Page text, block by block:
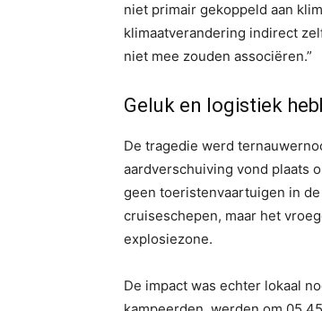
niet primair gekoppeld aan
klimaatverandering indirect
niet mee zouden associëren.”
Geluk en logistiek
De tragedie werd
aardverschuiving vond plaats
geen toeristenvaartuigen in
cruiseschepen, maar het
explosiezone.
De impact was echter lokaal